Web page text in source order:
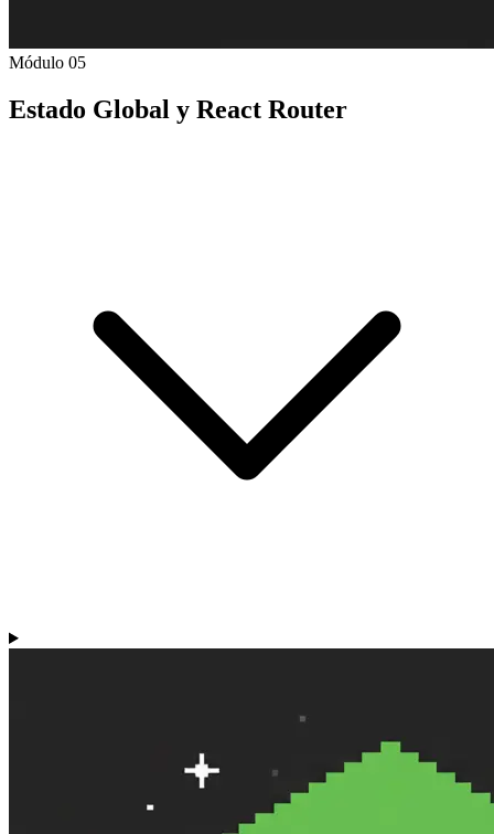
Módulo 05
Estado Global y React Router